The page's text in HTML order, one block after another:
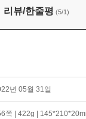
리뷰/한줄평 (5/1)
년 05월 31일
쪽 | 422g |